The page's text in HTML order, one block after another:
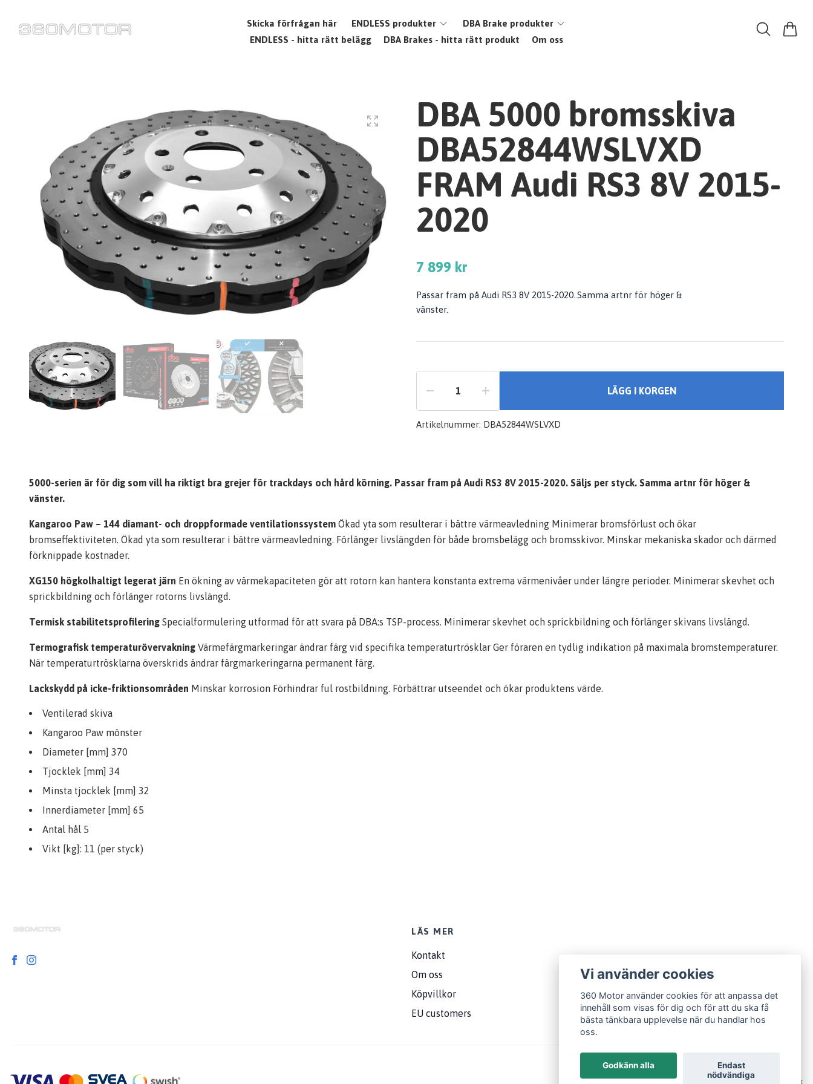
Skicka förfrågan här ENDLESS produkter
DBA Brake produkter
ENDLESS - hitta rätt belägg
DBA Brakes - hitta rätt produkt Om oss
DBA 5000 bromsskiva
DBA52844WSLVXD
FRAM Audi RS3 8V 2015-
2020
7 899 kr
Passar fram på Audi RS3 8V 2015-2020..Samma artnr för höger &
vänster.
LÄGG I KORGEN
Artikelnummer: DBA52844WSLVXD
5000-serien är för dig som vill ha riktigt bra grejer för trackdays och hård körning. Passar fram på Audi RS3 8V 2015-2020. Säljs per styck. Samma artnr för höger &
vänster.
Kangaroo Paw – 144 diamant- och droppformade ventilationssystem Ökad yta som resulterar i bättre värmeavledning Minimerar bromsförlust och ökar
bromseffektiviteten. Ökad yta som resulterar i bättre värmeavledning. Förlänger livslängden för både bromsbelägg och bromsskivor. Minskar mekaniska skador och därmed
förknippade kostnader.
XG150 högkolhaltigt legerat järn En ökning av värmekapaciteten gör att rotorn kan hantera konstanta extrema värmenivåer under längre perioder. Minimerar skevhet och
sprickbildning och förlänger rotorns livslängd.
Termisk stabilitetsprofilering Specialformulering utformad för att svara på DBA:s TSP-process. Minimerar skevhet och sprickbildning och förlänger skivans livslängd.
Termografisk temperaturövervakning Värmefärgmarkeringar ändrar färg vid specifika temperaturtrösklar Ger föraren en tydlig indikation på maximala bromstemperaturer.
När temperaturtrösklarna överskrids ändrar färgmarkeringarna permanent färg.
Lackskydd på icke-friktionsområden Minskar korrosion Förhindrar ful rostbildning. Förbättrar utseendet och ökar produktens värde.
Ventilerad skiva
Kangaroo Paw mönster
Diameter [mm] 370
Tjocklek [mm] 34
Minsta tjocklek [mm] 32
Innerdiameter [mm] 65
Antal hål 5
Vikt [kg]: 11 (per styck)
LÄS MER
Kontakt
Om oss
Köpvillkor
EU customers
© 2026 360 Motor Powered by Quickbutik
Vi använder cookies
360 Motor använder cookies för att anpassa det
innehåll som visas för dig och för att du ska få
bästa tänkbara upplevelse när du handlar hos
oss.
Godkänn alla
Endast
nödvändiga